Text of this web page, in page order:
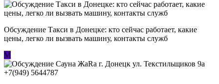
Обсуждение ​Такси в Донецке: кто сейчас работает, какие
цены, легко ли вызвать машину, контакты служб
М